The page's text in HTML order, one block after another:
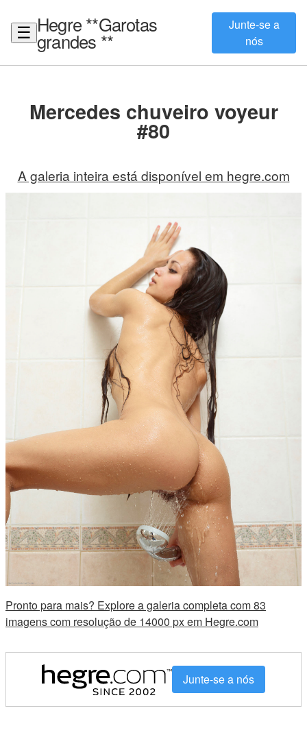
☰ Hegre **Garotas
grandes **
Junte-se a
nós
Mercedes chuveiro voyeur
#80
A galeria inteira está disponível em hegre.com
Pronto para mais? Explore a galeria completa com 83
imagens com resolução de 14000 px em Hegre.com
Junte-se a nós